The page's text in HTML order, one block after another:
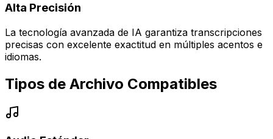
Alta Precisión
La tecnología avanzada de IA garantiza transcripciones
precisas con excelente exactitud en múltiples acentos e
idiomas.
Tipos de Archivo Compatibles